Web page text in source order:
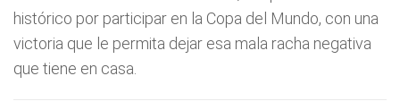
histórico por participar en la Copa del Mundo, con una
victoria que le permita dejar esa mala racha negativa
que tiene en casa.